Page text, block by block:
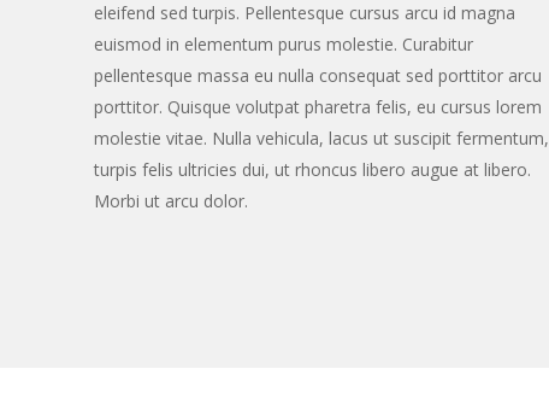
eleifend sed turpis. Pellentesque cursus arcu id magna
euismod in elementum purus molestie. Curabitur
pellentesque massa eu nulla consequat sed porttitor arcu
porttitor. Quisque volutpat pharetra felis, eu cursus lorem
molestie vitae. Nulla vehicula, lacus ut suscipit fermentum,
turpis felis ultricies dui, ut rhoncus libero augue at libero.
Morbi ut arcu dolor.